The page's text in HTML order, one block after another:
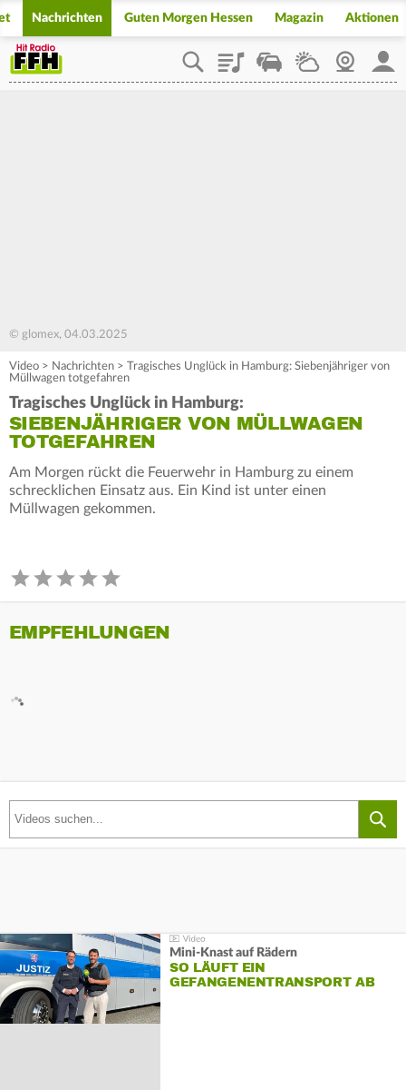
Nachrichten Guten Morgen Hessen Magazin Aktionen
PlaylistStaupilotWetterWebcam
© glomex, 04.03.2025
Video > Nachrichten > Tragisches Unglück in Hamburg: Siebenjähriger von
Müllwagen totgefahren
Tragisches Unglück in Hamburg:
SIEBENJÄHRIGER VON MÜLLWAGEN
TOTGEFAHREN
Am Morgen rückt die Feuerwehr in Hamburg zu einem
schrecklichen Einsatz aus. Ein Kind ist unter einen
Müllwagen gekommen.
EMPFEHLUNGEN
Mini-Knast auf Rädern
SO LÄUFT EIN
GEFANGENENTRANSPORT AB